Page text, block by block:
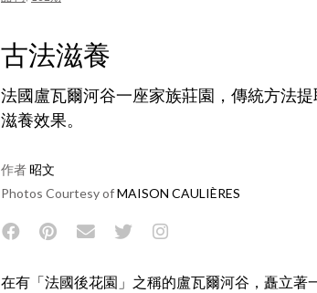
古法滋養
法國盧瓦爾河谷一座家族莊園，傳統方法
滋養效果。
作者昭文
Photos Courtesy ofMAISON CAULIÈRES
在有「法國後花園」之稱的盧瓦爾河谷，矗立著